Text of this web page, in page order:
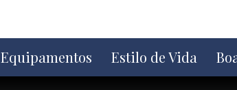
Equipamentos Estilo de Vida